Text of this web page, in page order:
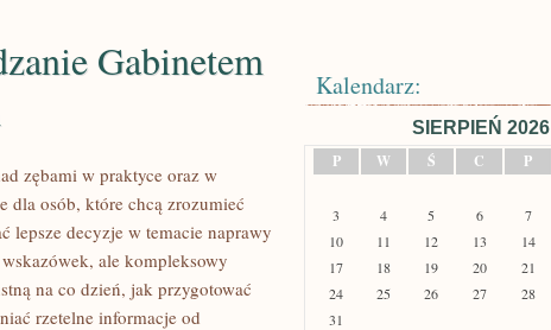
Gabinetem
zębami w praktyce oraz w
dla osób, które chcą zrozumieć
lepsze decyzje w temacie naprawy
ale kompleksowy
na co dzień, jak przygotować
rzetelne informacje od
Kalendarz:
SIERPIEŃ 2026
P
W Ś C P
3
4 5 6 7
10
11 12 13 14
17
18 19 20 21
24
25 26 27 28
31